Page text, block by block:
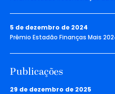
5 de dezembro de 2024
Prêmio Estadão Finanças Mais
Publicações
29 de dezembro de 2025